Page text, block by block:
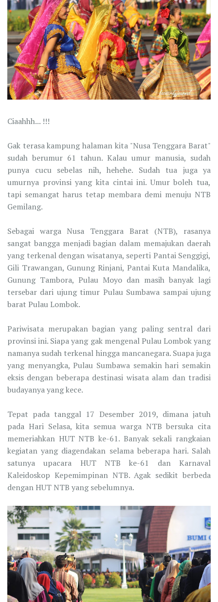
Ciaahhh... !!!
Gak terasa kampung halaman kita "Nusa Tenggara Barat"
sudah berumur 61 tahun. Kalau umur manusia, sudah
punya cucu sebelas nih, hehehe. Sudah tua juga ya
umurnya provinsi yang kita cintai ini. Umur boleh tua,
tapi semangat harus tetap membara demi menuju NTB
Gemilang.
Sebagai warga Nusa Tenggara Barat (NTB), rasanya
sangat bangga menjadi bagian dalam memajukan daerah
yang terkenal dengan wisatanya, seperti Pantai Senggigi,
Gili Trawangan, Gunung Rinjani, Pantai Kuta Mandalika,
Gunung Tambora, Pulau Moyo dan masih banyak lagi
tersebar dari ujung timur Pulau Sumbawa sampai ujung
barat Pulau Lombok.
Pariwisata merupakan bagian yang paling sentral dari
provinsi ini. Siapa yang gak mengenal Pulau Lombok yang
namanya sudah terkenal hingga mancanegara. Suapa juga
yang menyangka, Pulau Sumbawa semakin hari semakin
eksis dengan beberapa destinasi wisata alam dan tradisi
budayanya yang kece.
Tepat pada tanggal 17 Desember 2019, dimana jatuh
pada Hari Selasa, kita semua warga NTB bersuka cita
memeriahkan HUT NTB ke-61. Banyak sekali rangkaian
kegiatan yang diagendakan selama beberapa hari. Salah
satunya upacara HUT NTB ke-61 dan Karnaval
Kaleidoskop Kepemimpinan NTB. Agak sedikit berbeda
dengan HUT NTB yang sebelumnya.